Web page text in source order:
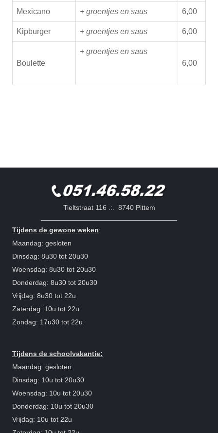
Mexicano + groentjes en saus 6,00
Kipburger + groentjes en saus 6,00
Boulette
+ groentjes en saus
6,00
Tieltstraat 116 .:. 8740 Pittem
Tijdens de gewone weken:
Maandag: gesloten
Dinsdag: 8u30 tot 20u30
Woensdag: 8u30 tot 20u30
Donderdag: 8u30 tot 20u30
Vrijdag: 8u30 tot 22u
Zaterdag: 10u tot 22u
Zondag: 17u30 tot 22u
Tijdens de schoolvakantie:
Maandag: gesloten
Dinsdag: 10u tot 20u30
Woensdag: 10u tot 20u30
Donderdag: 10u tot 20u30
Vrijdag: 10u tot 22u